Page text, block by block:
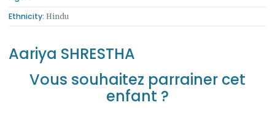
Ethnicity: Hindu
Aariya SHRESTHA
Vous souhaitez parrainer cet
enfant ?